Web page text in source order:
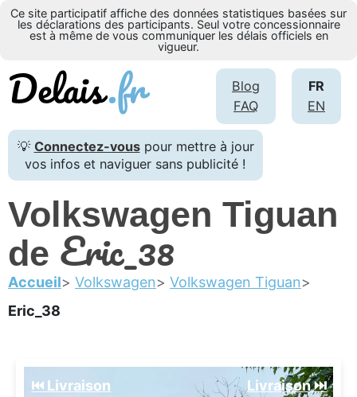
Ce site participatif affiche des données statistiques basées sur
les déclarations des participants. Seul votre concessionnaire
est à même de vous communiquer les délais officiels en
vigueur.
FR
EN
Blog
FAQ
💡 Connectez-vouspour mettre à jour
vos infos et naviguer sans publicité !
Volkswagen Tiguan
de Eric_38
Accueil Volkswagen
Volkswagen Tiguan
Eric_38
⏮️ Livraison
Livraison ⏭️